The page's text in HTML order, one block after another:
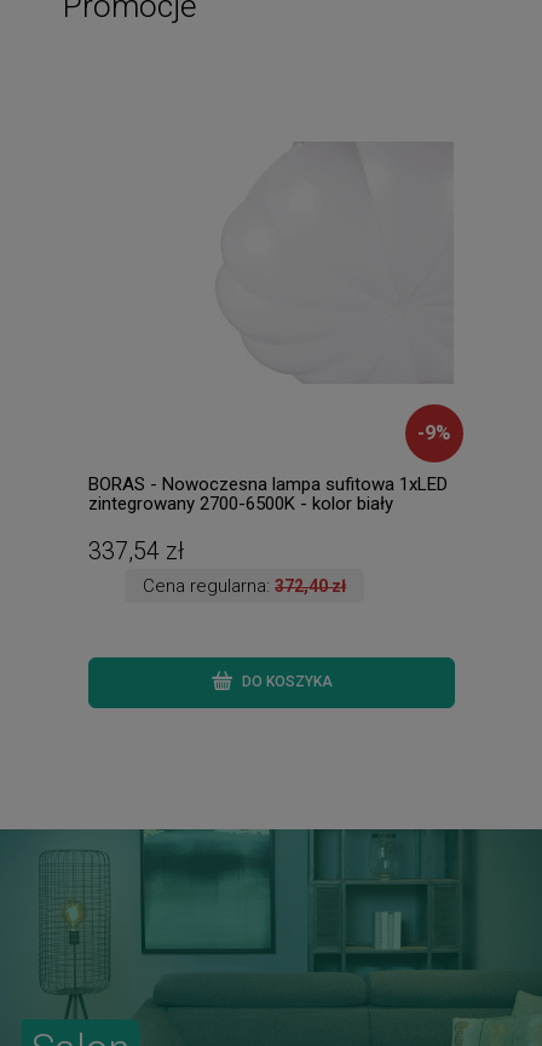
-9%
BORAS - Nowoczesna lampa sufitowa 1xLED
zintegrowany 2700-6500K - kolor biały
337,54 zł
Cena regularna:372,40 zł
DO KOSZYKA